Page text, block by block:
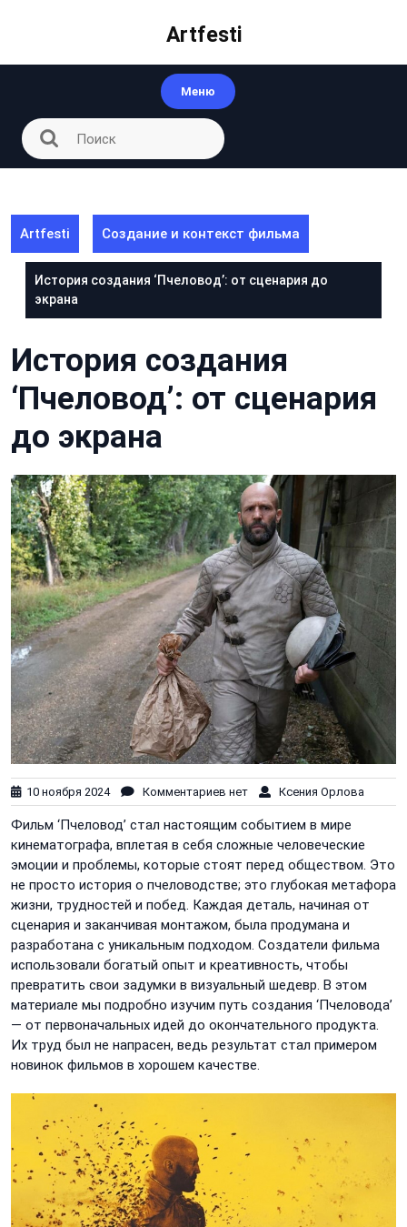
Artfesti
Меню
Artfesti Создание и контекст фильма
История создания ‘Пчеловод’: от сценария до
экрана
История создания
‘Пчеловод’: от сценария
до экрана
10 ноября 2024 Комментариев нет Ксения Орлова
Фильм ‘Пчеловод’ стал настоящим событием в мире
кинематографа, вплетая в себя сложные человеческие
эмоции и проблемы, которые стоят перед обществом. Это
не просто история о пчеловодстве; это глубокая метафора
жизни, трудностей и побед. Каждая деталь, начиная от
сценария и заканчивая монтажом, была продумана и
разработана с уникальным подходом. Создатели фильма
использовали богатый опыт и креативность, чтобы
превратить свои задумки в визуальный шедевр. В этом
материале мы подробно изучим путь создания ‘Пчеловода’
— от первоначальных идей до окончательного продукта.
Их труд был не напрасен, ведь результат стал примером
новинок фильмов в хорошем качестве.